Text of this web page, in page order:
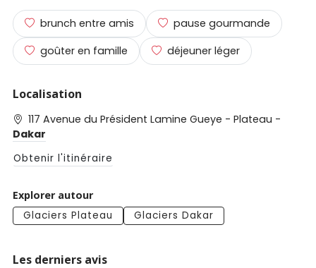
brunch entre amis
pause gourmande
goûter en famille
déjeuner léger
Localisation
117 Avenue du Président Lamine Gueye - Plateau -
Dakar
Obtenir l'itinéraire
Explorer autour
Glaciers Plateau
Glaciers Dakar
Les derniers avis